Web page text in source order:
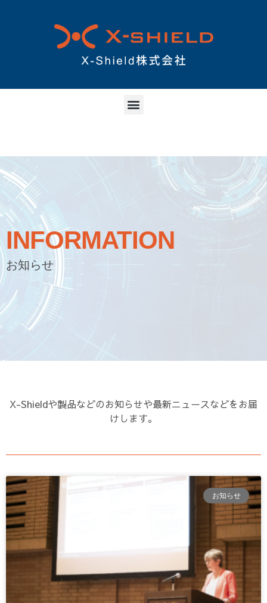
INFORMATION
お知らせ
X-Shieldや製品などのお知らせや最新ニュースなどをお届
けします。
お知らせ